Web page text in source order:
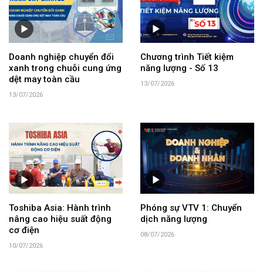
Doanh nghiệp chuyển đổi
xanh trong chuỗi cung ứng
dệt may toàn cầu
13/07/2026
Chương trình Tiết kiệm
năng lượng - Số 13
13/07/2026
Toshiba Asia: Hành trình
nâng cao hiệu suất động
cơ điện
10/07/2026
Phóng sự VTV 1: Chuyển
dịch năng lượng
08/07/2026